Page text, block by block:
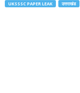
UKSSSC PAPER LEAK उत्तराखंड